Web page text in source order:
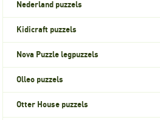
Nederland puzzels
Kidicraft puzzels
Nova Puzzle legpuzzels
Olleo puzzels
Otter House puzzels